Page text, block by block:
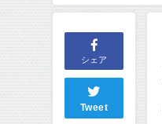
シェア
Tweet